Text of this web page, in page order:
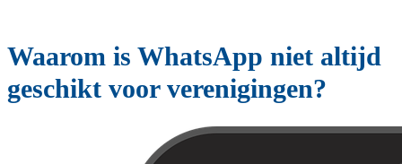
Waarom is WhatsApp niet altijd
geschikt voor verenigingen?